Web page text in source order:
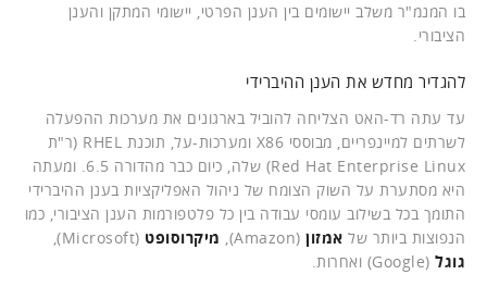
בו המנמ"ר משלב יישומים בין הענן הפרטי, יישומי המתקן והענן
הציבורי.
להגדיר מחדש את הענן ההיברידי
עד עתה רד-האט הצליחה להוביל בארגונים את מערכות ההפעלה
לשרתים למיינפריים, מבוססי X86 ומערכות-על, תוכנת RHEL (ר"ת
Red Hat Enterprise Linux) שלה, כיום כבר מהדורה 6.5. ומעתה
היא מסתערת על השוק הצומח של ניהול האפליקציות בענן ההיברידי
התומך בכל בשילוב עומסי עבודה בין כל פלטפורמות הענן הציבורי, כמו
הנפוצות ביותר של אמזון (Amazon), מיקרוסופט (Microsoft),
גוגל (Google) ואחרות.